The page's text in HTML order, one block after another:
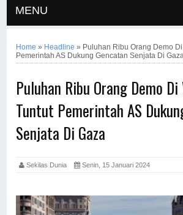
MENU
Home » Headline » Puluhan Ribu Orang Demo
Pemerintah AS Dukung Gencatan Senjata Di
Puluhan Ribu Orang Demo
Tuntut Pemerintah AS
Senjata Di Gaza
Sekilas Dunia Senin, 15 Januari 2024